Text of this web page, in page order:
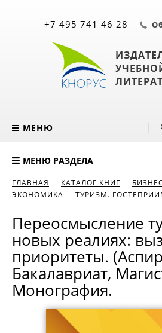
+7 495 741 46 28
МЕНЮ
МЕНЮ РАЗДЕЛА
ГЛАВНАЯ КАТАЛОГ КНИГ
ЭКОНОМИКА
ТУРИЗМ.
Переосмысление
новых реалиях:
приоритеты.
Бакалавриат,
Монография.